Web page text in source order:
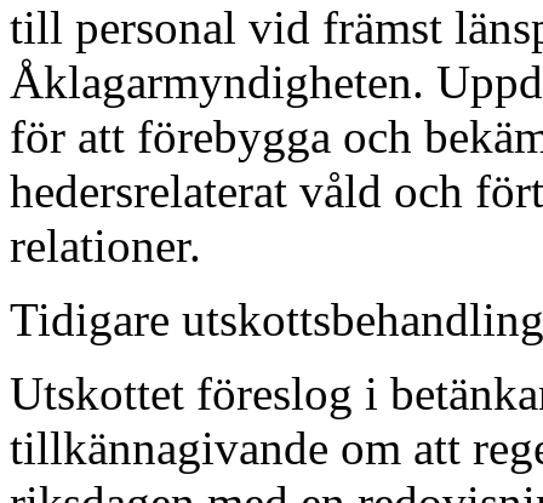
till personal vid främst
Åklagarmyndigheten.
för att förebygga och
hedersrelaterat våld och
relationer.
Tidigare
Utskottet föreslog i
tillkännagivande om att